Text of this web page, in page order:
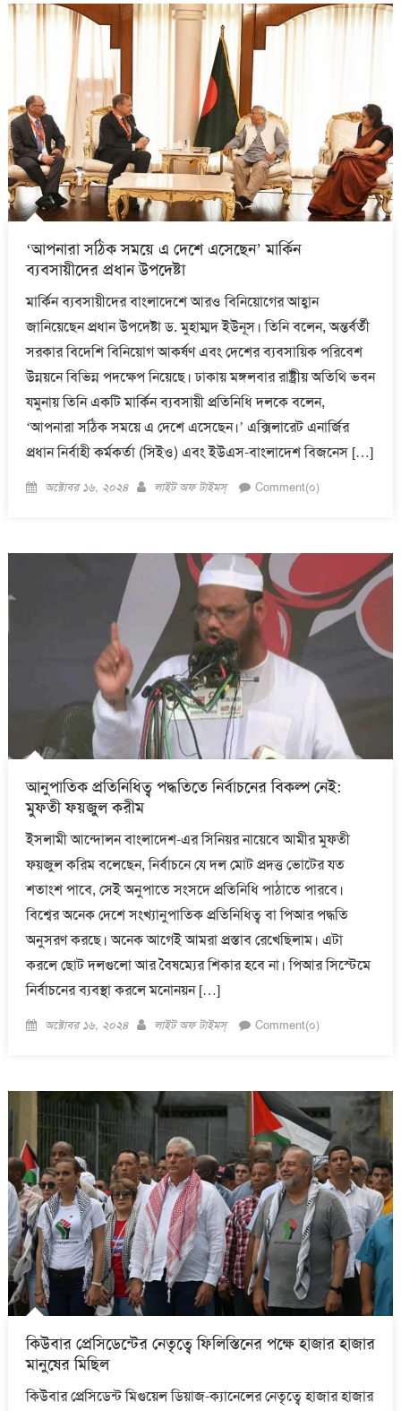
‘আপনারা সঠিক সময়ে এ দেশে এসেছেন’ মার্কিন
ব্যবসায়ীদের প্রধান উপদেষ্টা
মার্কিন ব্যবসায়ীদের বাংলাদেশে আরও বিনিয়োগের আহ্বান
জানিয়েছেন প্রধান উপদেষ্টা ড. মুহাম্মদ ইউনূস। তিনি বলেন, অন্তর্বর্তী
সরকার বিদেশি বিনিয়োগ আকর্ষণ এবং দেশের ব্যবসায়িক পরিবেশ
উন্নয়নে বিভিন্ন পদক্ষেপ নিয়েছে। ঢাকায় মঙ্গলবার রাষ্ট্রীয় অতিথি ভবন
যমুনায় তিনি একটি মার্কিন ব্যবসায়ী প্রতিনিধি দলকে বলেন,
‘আপনারা সঠিক সময়ে এ দেশে এসেছেন।’ এক্সিলারেট এনার্জির
প্রধান নির্বাহী কর্মকর্তা (সিইও) এবং ইউএস-বাংলাদেশ বিজনেস […]
Posted
অক্টোবর ১৬, ২০২৪ Author
লাইট অফ টাইমস্ Comment(০)
আনুপাতিক প্রতিনিধিত্ব পদ্ধতিতে নির্বাচনের বিকল্প নেই:
মুফতী ফয়জুল করীম
ইসলামী আন্দোলন বাংলাদেশ-এর সিনিয়র নায়েবে আমীর মুফতী
ফয়জুল করিম বলেছেন, নির্বাচনে যে দল মোট প্রদত্ত ভোটের যত
শতাংশ পাবে, সেই অনুপাতে সংসদে প্রতিনিধি পাঠাতে পারবে।
বিশ্বের অনেক দেশে সংখ্যানুপাতিক প্রতিনিধিত্ব বা পিআর পদ্ধতি
অনুসরণ করছে। অনেক আগেই আমরা প্রস্তাব রেখেছিলাম। এটা
করলে ছোট দলগুলো আর বৈষম্যের শিকার হবে না। পিআর সিস্টেমে
নির্বাচনের ব্যবস্থা করলে মনোনয়ন […]
Posted
অক্টোবর ১৬, ২০২৪ Author
লাইট অফ টাইমস্ Comment(০)
কিউবার প্রেসিডেন্টের নেতৃত্বে ফিলিস্তিনের পক্ষে হাজার হাজার
মানুষের মিছিল
কিউবার প্রেসিডেন্ট মিগুয়েল ডিয়াজ-ক্যানেলের নেতৃত্বে হাজার হাজার